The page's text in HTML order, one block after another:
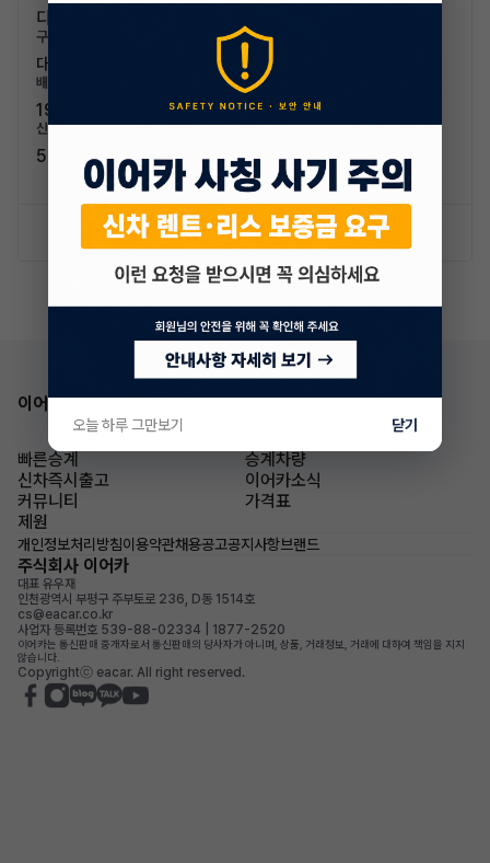
디젤 / 13.8km/L (2등급)
구분/좌석
대형차 / 5인승
배기량
1999cc
신차가격
56,800,000원
신차 문의하기 승계 리스트
이어카 앱 다운로드
빠른승계
승계차량
신차즉시출고
이어카소식
커뮤니티
가격표
제원
개인정보처리방침이용약관채용공고공지사항브랜드
주식회사 이어카
대표 유우재
인천광역시 부평구 주부토로 236, D동 1514호
cs@eacar.co.kr
사업자 등록번호 539-88-02334 | 1877-2520
이어카는 통신판매 중개자로서 통신판매의 당사자가 아니며, 상품, 거래정보, 거래에 대하여 책임을 지지
않습니다.
Copyrightⓒ eacar. All right reserved.
오늘 하루 그만보기 닫기